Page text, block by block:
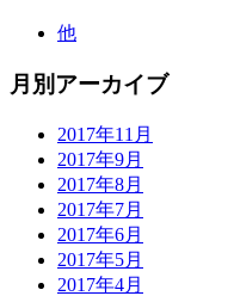
他
月別アーカイブ
2017年11月
2017年9月
2017年8月
2017年7月
2017年6月
2017年5月
2017年4月